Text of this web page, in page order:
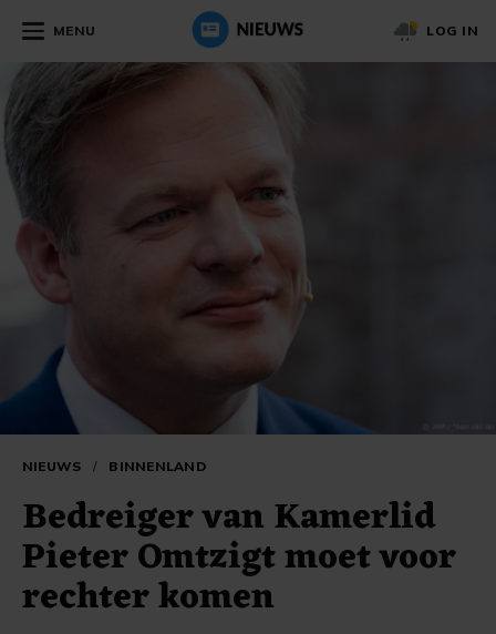
MENU LOG IN
NIEUWS / BINNENLAND
Bedreiger van Kamerlid
Pieter Omtzigt moet voor
rechter komen